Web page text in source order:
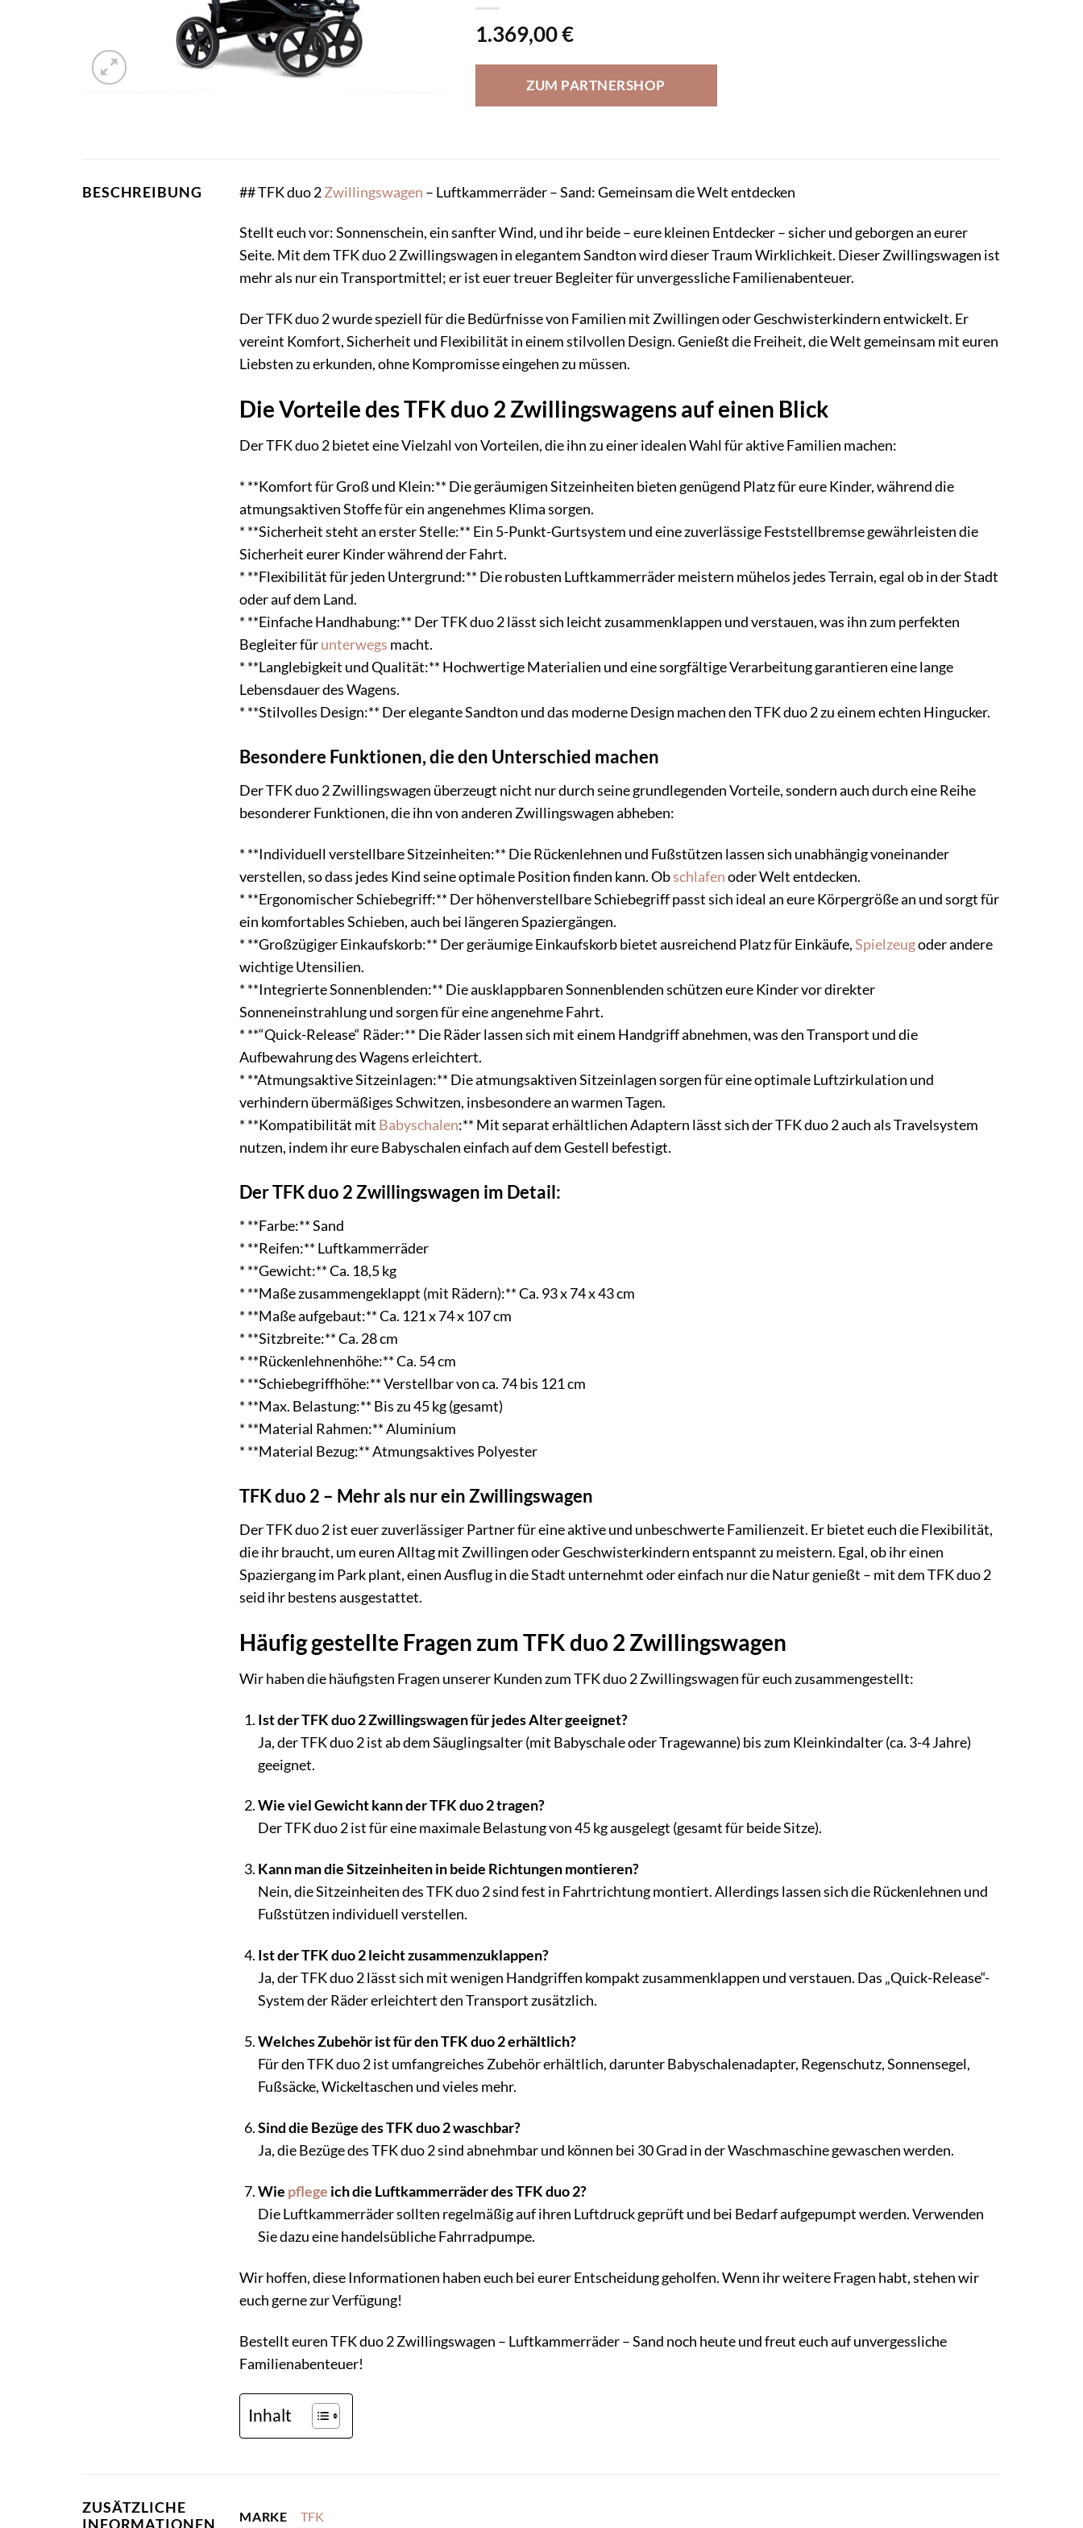
1.369,00€
ZUM PARTNERSHOP
BESCHREIBUNG ## TFK duo 2Zwillingswagen – Luftkammerräder – Sand: Gemeinsam die Welt entdecken
Stellt euch vor: Sonnenschein, ein sanfter Wind, und ihr beide – eure kleinen Entdecker – sicher und geborgen an eurer
Seite. Mit dem TFK duo 2 Zwillingswagen in elegantem Sandton wird dieser Traum Wirklichkeit. Dieser Zwillingswagen ist
mehr als nur ein Transportmittel; er ist euer treuer Begleiter für unvergessliche Familienabenteuer.
Der TFK duo 2 wurde speziell für die Bedürfnisse von Familien mit Zwillingen oder Geschwisterkindern entwickelt. Er
vereint Komfort, Sicherheit und Flexibilität in einem stilvollen Design. Genießt die Freiheit, die Welt gemeinsam mit euren
Liebsten zu erkunden, ohne Kompromisse eingehen zu müssen.
Die Vorteile des TFK duo 2 Zwillingswagens auf einen Blick
Der TFK duo 2 bietet eine Vielzahl von Vorteilen, die ihn zu einer idealen Wahl für aktive Familien machen:
* **Komfort für Groß und Klein:** Die geräumigen Sitzeinheiten bieten genügend Platz für eure Kinder, während die
atmungsaktiven Stoffe für ein angenehmes Klima sorgen.
* **Sicherheit steht an erster Stelle:** Ein 5-Punkt-Gurtsystem und eine zuverlässige Feststellbremse gewährleisten die
Sicherheit eurer Kinder während der Fahrt.
* **Flexibilität für jeden Untergrund:** Die robusten Luftkammerräder meistern mühelos jedes Terrain, egal ob in der Stadt
oder auf dem Land.
* **Einfache Handhabung:** Der TFK duo 2 lässt sich leicht zusammenklappen und verstauen, was ihn zum perfekten
Begleiter fürunterwegs macht.
* **Langlebigkeit und Qualität:** Hochwertige Materialien und eine sorgfältige Verarbeitung garantieren eine lange
Lebensdauer des Wagens.
* **Stilvolles Design:** Der elegante Sandton und das moderne Design machen den TFK duo 2 zu einem echten Hingucker.
Besondere Funktionen, die den Unterschied machen
Der TFK duo 2 Zwillingswagen überzeugt nicht nur durch seine grundlegenden Vorteile, sondern auch durch eine Reihe
besonderer Funktionen, die ihn von anderen Zwillingswagen abheben:
* **Individuell verstellbare Sitzeinheiten:** Die Rückenlehnen und Fußstützen lassen sich unabhängig voneinander
verstellen, so dass jedes Kind seine optimale Position finden kann. Obschlafenoder Welt entdecken.
* **Ergonomischer Schiebegriff:** Der höhenverstellbare Schiebegriff passt sich ideal an eure Körpergröße an und sorgt für
ein komfortables Schieben, auch bei längeren Spaziergängen.
* **Großzügiger Einkaufskorb:** Der geräumige Einkaufskorb bietet ausreichend Platz für Einkäufe,Spielzeugoder andere
wichtige Utensilien.
* **Integrierte Sonnenblenden:** Die ausklappbaren Sonnenblenden schützen eure Kinder vor direkter
Sonneneinstrahlung und sorgen für eine angenehme Fahrt.
* **“Quick-Release“ Räder:** Die Räder lassen sich mit einem Handgriff abnehmen, was den Transport und die
Aufbewahrung des Wagens erleichtert.
* **Atmungsaktive Sitzeinlagen:** Die atmungsaktiven Sitzeinlagen sorgen für eine optimale Luftzirkulation und
verhindern übermäßiges Schwitzen, insbesondere an warmen Tagen.
* **Kompatibilität mit Babyschalen:** Mit separat erhältlichen Adaptern lässt sich der TFK duo 2 auch als Travelsystem
nutzen, indem ihr eure Babyschalen einfach auf dem Gestell befestigt.
Der TFK duo 2 Zwillingswagen im Detail:
* **Farbe:** Sand
* **Reifen:** Luftkammerräder
* **Gewicht:** Ca. 18,5 kg
* **Maße zusammengeklappt (mit Rädern):** Ca. 93 x 74 x 43 cm
* **Maße aufgebaut:** Ca. 121 x 74 x 107 cm
* **Sitzbreite:** Ca. 28 cm
* **Rückenlehnenhöhe:** Ca. 54 cm
* **Schiebegriffhöhe:** Verstellbar von ca. 74 bis 121 cm
* **Max. Belastung:** Bis zu 45 kg (gesamt)
* **Material Rahmen:** Aluminium
* **Material Bezug:** Atmungsaktives Polyester
TFK duo 2 – Mehr als nur ein Zwillingswagen
Der TFK duo 2 ist euer zuverlässiger Partner für eine aktive und unbeschwerte Familienzeit. Er bietet euch die Flexibilität,
die ihr braucht, um euren Alltag mit Zwillingen oder Geschwisterkindern entspannt zu meistern. Egal, ob ihr einen
Spaziergang im Park plant, einen Ausflug in die Stadt unternehmt oder einfach nur die Natur genießt – mit dem TFK duo 2
seid ihr bestens ausgestattet.
Häufig gestellte Fragen zum TFK duo 2 Zwillingswagen
Wir haben die häufigsten Fragen unserer Kunden zum TFK duo 2 Zwillingswagen für euch zusammengestellt:
Ist der TFK duo 2 Zwillingswagen für jedes Alter geeignet?
Ja, der TFK duo 2 ist ab dem Säuglingsalter (mit Babyschale oder Tragewanne) bis zum Kleinkindalter (ca. 3-4 Jahre)
geeignet.
Wie viel Gewicht kann der TFK duo 2 tragen?
Der TFK duo 2 ist für eine maximale Belastung von 45 kg ausgelegt (gesamt für beide Sitze).
Kann man die Sitzeinheiten in beide Richtungen montieren?
Nein, die Sitzeinheiten des TFK duo 2 sind fest in Fahrtrichtung montiert. Allerdings lassen sich die Rückenlehnen und
Fußstützen individuell verstellen.
Ist der TFK duo 2 leicht zusammenzuklappen?
Ja, der TFK duo 2 lässt sich mit wenigen Handgriffen kompakt zusammenklappen und verstauen. Das „Quick-Release“-
System der Räder erleichtert den Transport zusätzlich.
Welches Zubehör ist für den TFK duo 2 erhältlich?
Für den TFK duo 2 ist umfangreiches Zubehör erhältlich, darunter Babyschalenadapter, Regenschutz, Sonnensegel,
Fußsäcke, Wickeltaschen und vieles mehr.
Sind die Bezüge des TFK duo 2 waschbar?
Ja, die Bezüge des TFK duo 2 sind abnehmbar und können bei 30 Grad in der Waschmaschine gewaschen werden.
Wie pflege ich die Luftkammerräder des TFK duo 2?
Die Luftkammerräder sollten regelmäßig auf ihren Luftdruck geprüft und bei Bedarf aufgepumpt werden. Verwenden
Sie dazu eine handelsübliche Fahrradpumpe.
Wir hoffen, diese Informationen haben euch bei eurer Entscheidung geholfen. Wenn ihr weitere Fragen habt, stehen wir
euch gerne zur Verfügung!
Bestellt euren TFK duo 2 Zwillingswagen – Luftkammerräder – Sand noch heute und freut euch auf unvergessliche
Familienabenteuer!
Inhalt
ZUSÄTZLICHE
MARKE TFK